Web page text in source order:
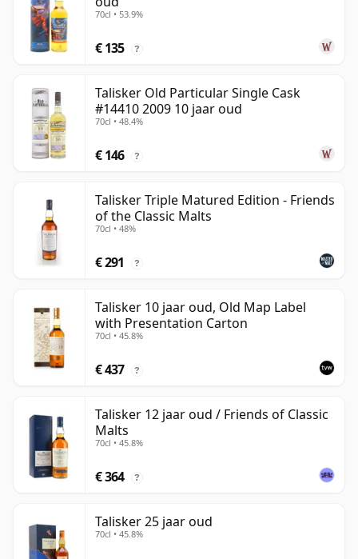
70cl • 53.9%
€ 135 ?
Talisker Old Particular Single Cask
#14410 2009 10 jaar oud
70cl • 48.4%
€ 146 ?
Talisker Triple Matured Edition - Friends
of the Classic Malts
70cl • 48%
€ 291 ?
Talisker 10 jaar oud, Old Map Label
with Presentation Carton
70cl • 45.8%
€ 437 ?
Talisker 12 jaar oud / Friends of Classic
Malts
70cl • 45.8%
€ 364 ?
Talisker 25 jaar oud
70cl • 45.8%